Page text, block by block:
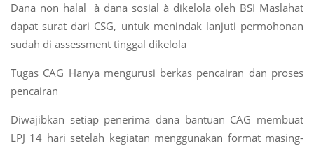
Dana non halal à dana sosial à dikelola oleh BSI Maslahat
dapat surat dari CSG, untuk menindak lanjuti permohonan
sudah di assessment tinggal dikelola
Tugas CAG Hanya mengurusi berkas pencairan dan proses
pencairan
Diwajibkan setiap penerima dana bantuan CAG membuat
LPJ 14 hari setelah kegiatan menggunakan format masing-